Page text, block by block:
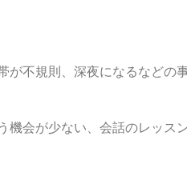
不規則、深夜になるなど
会が少ない、会話のレッス